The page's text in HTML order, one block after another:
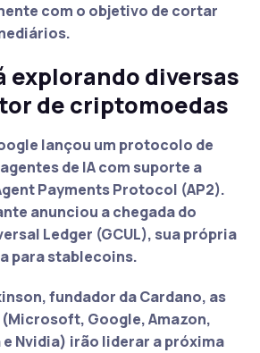
com o objetivo de cortar
explorando diversas
de criptomoedas
lançou um protocolo de
de IA com suporte a
Payments Protocol (AP2).
anunciou achegada do
Ledger (GCUL), sua própria
para stablecoins.
fundador da Cardano, as
(Microsoft, Google, Amazon,
e Nvidia) irão liderar a próxima